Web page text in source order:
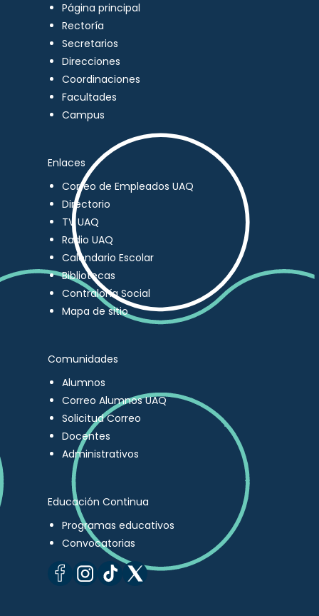
Página principal
Rectoría
Secretarios
Direcciones
Coordinaciones
Facultades
Campus
Enlaces
Correo de Empleados UAQ
Directorio
TV UAQ
Radio UAQ
Calendario Escolar
Bibliotecas
Contraloría Social
Mapa de sitio
Comunidades
Alumnos
Correo Alumnos UAQ
Solicitud Correo
Docentes
Administrativos
Educación Continua
Programas educativos
Convocatorias